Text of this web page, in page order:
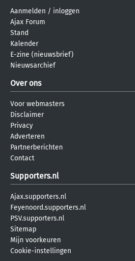
Aanmelden / inloggen
Ajax Forum
Stand
Kalender
E-zine (nieuwsbrief)
Nieuwsarchief
Over ons
Voor webmasters
Disclaimer
Privacy
Adverteren
Partnerberichten
Contact
Supporters.nl
Ajax.supporters.nl
Feyenoord.supporters.nl
PSV.supporters.nl
Sitemap
Mijn voorkeuren
Cookie-instellingen